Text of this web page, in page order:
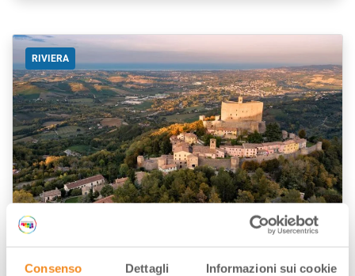
Consenso Dettagli Informazioni sui cookie
RIVIERA
Riccione oltre la spiaggia: natura, cultura
e parchi divertimento